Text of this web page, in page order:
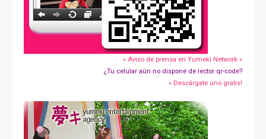
» Aviso de prensa en Yumeki Network »
¿Tu celular aún no dispone de lector qr-code?
» Descárgate uno gratis!